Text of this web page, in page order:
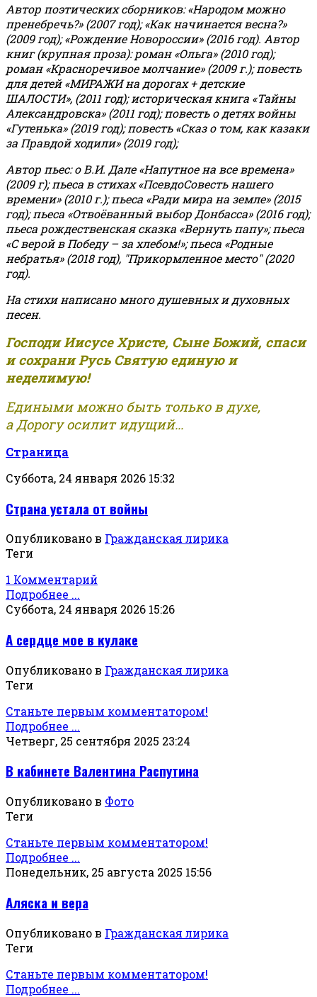
Автор поэтических сборников: «Народом можно
пренебречь?» (2007 год); «Как начинается весна?»
(2009 год); «Рождение Новороссии» (2016 год). Автор
книг (крупная проза): роман «Ольга» (2010 год);
роман «Красноречивое молчание» (2009 г.); повесть
для детей «МИРАЖИ на дорогах + детские
ШАЛОСТИ», (2011 год); историческая книга «Тайны
Александровска» (2011 год); повесть о детях войны
«Гутенька» (2019 год); повесть «Сказ о том, как казаки
за Правдой ходили» (2019 год);
Автор пьес: о В.И. Дале «Напутное на все времена»
(2009 г); пьеса в стихах «ПсевдоСовесть нашего
времени» (2010 г.); пьеса «Ради мира на земле» (2015
год); пьеса «Отвоёванный выбор Донбасса» (2016 год);
пьеса рождественская сказка «Вернуть папу»; пьеса
«С верой в Победу – за хлебом!»;пьеса «Родные
небратья» (2018 год), "Прикормленное место" (2020
год).
На стихи написано много душевных и духовных
песен.
Господи Иисусе Христе, Сыне Божий, спаси
и сохрани Русь Святую единую и
неделимую!
Едиными можно быть только в духе,
а Дорогу осилит идущий...
Страница
Суббота, 24 января 2026 15:32
Страна устала от войны
Опубликовано в Гражданская лирика
Теги
1 Комментарий
Подробнее ...
Суббота, 24 января 2026 15:26
А сердце мое в кулаке
Опубликовано в Гражданская лирика
Теги
Станьте первым комментатором!
Подробнее ...
Четверг, 25 сентября 2025 23:24
В кабинете Валентина Распутина
Опубликовано в Фото
Теги
Станьте первым комментатором!
Подробнее ...
Понедельник, 25 августа 2025 15:56
Аляска и вера
Опубликовано в Гражданская лирика
Теги
Станьте первым комментатором!
Подробнее ...